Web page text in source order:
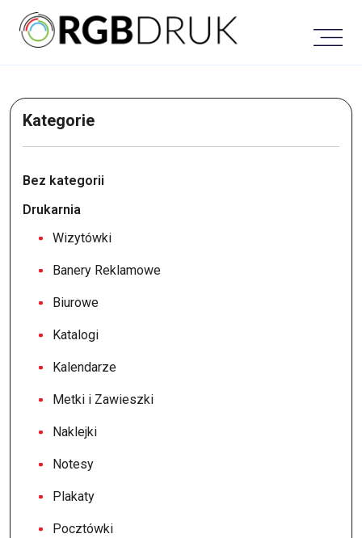
content
Kategorie
Bez kategorii
Drukarnia
Wizytówki
Banery Reklamowe
Biurowe
Katalogi
Kalendarze
Metki i Zawieszki
Naklejki
Notesy
Plakaty
Pocztówki